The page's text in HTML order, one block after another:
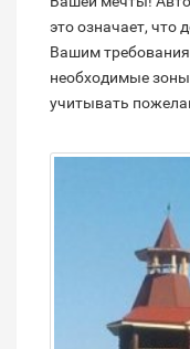
это означает, что
Вашим
необходимые
учитывать